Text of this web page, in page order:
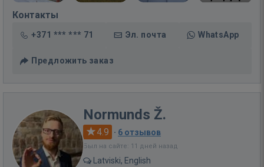
Контакты
+371 *** *** 71 Эл. почта WhatsApp
Предложить заказ
Normunds Ž.
4.9 · 6 отзывов
Был на сайте: 11 дней назад
Latviski, English